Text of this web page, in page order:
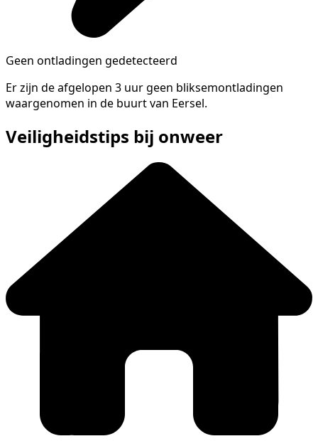
Geen ontladingen gedetecteerd
Er zijn de afgelopen 3 uur geen bliksemontladingen
waargenomen in de buurt van Eersel.
Veiligheidstips bij onweer